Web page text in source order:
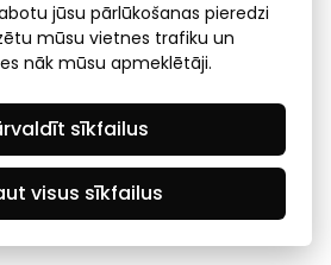
interese turpināt
ir ļoti ierobežots un
protams, vai un kādā
gatavas to darīt,
bankas. Tādēļ nav
jūsu pārlūkošanas pieredzi
mūsu vietnes trafiku un
nāk mūsu apmeklētāji.
visus sīkfailus
sīkfailus